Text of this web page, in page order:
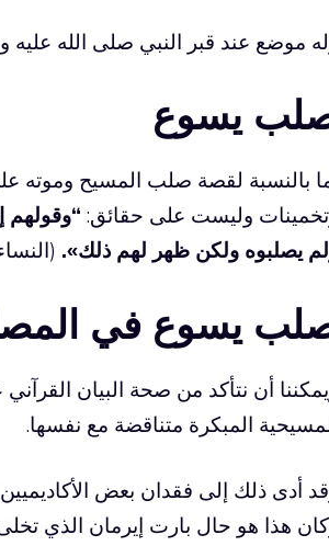
موضع عند قبر النبي صلى الله عليه
يسوع
بالنسبة لقصة صلب المسيح وموته
وليست على حقائق: “وقولهم
يصلبوه ولكن ظهر لهم ذلك». (النساء 4:
يسوع في
أن نتأكد من صحة البيان
المبكرة متناقضة مع نفسها.
أدى ذلك إلى فقدان بعض
هذا هو حال بارت إيرمان الذي